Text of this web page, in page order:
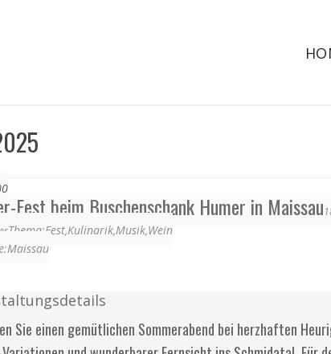
Fest beim Buschenschank Humer in Maissau
Thema:Fest,Kulinarik,Musik,Wein
Maissau
Sie einen gemütlichen Sommerabend bei herzhaften